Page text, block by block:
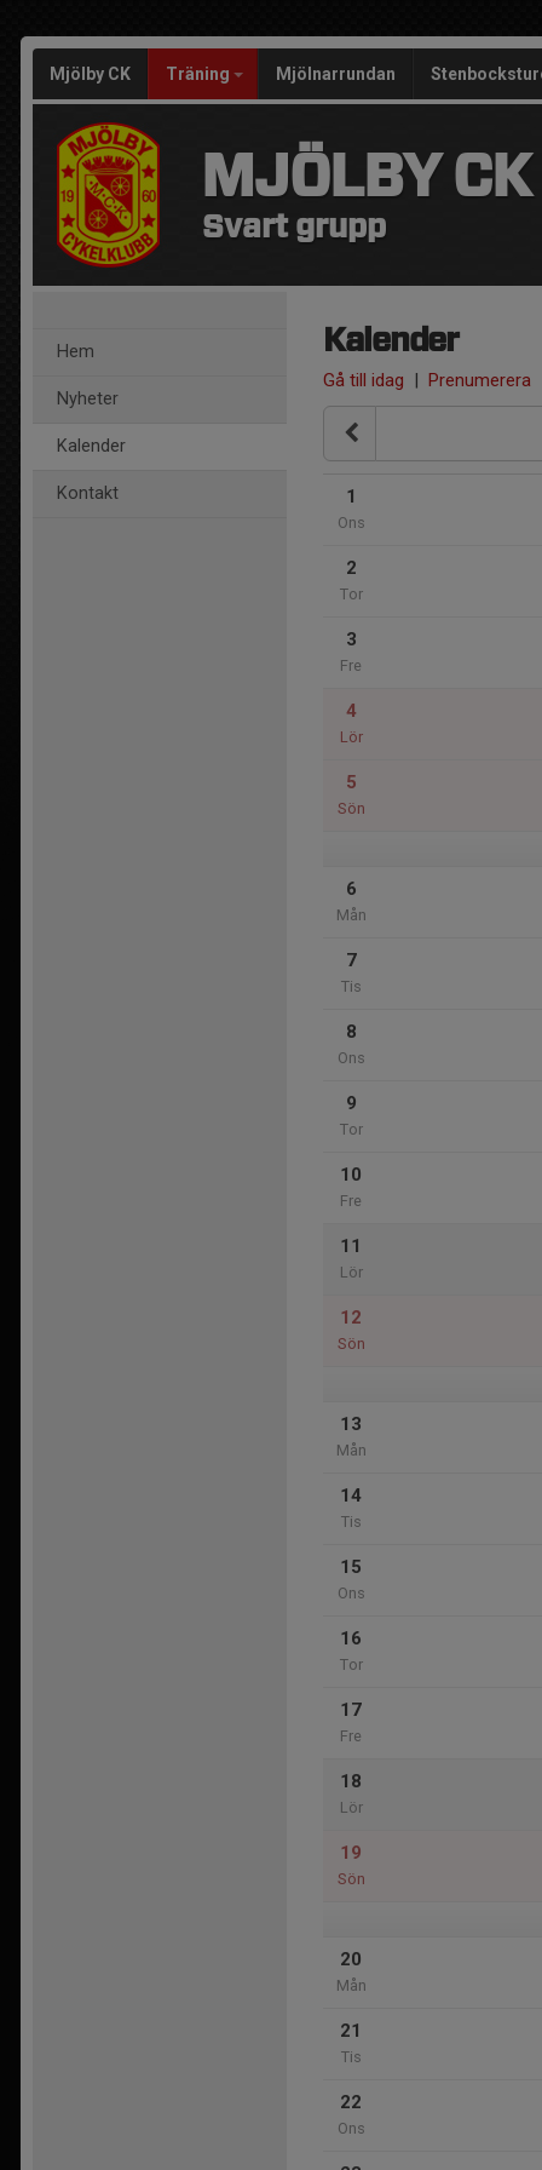
Mjölby CK Träning Mjölnarrundan
MJÖLBY CK
Svart grupp
Hem
Nyheter
Kalender
Kontakt
Kalender
Gå till idag | Prenumerera
1
Ons
2
Tor
3
Fre
4
Lör
5
Sön
6
Mån
7
Tis
8
Ons
9
Tor
10
Fre
11
Lör
12
Sön
13
Mån
14
Tis
15
Ons
16
Tor
17
Fre
18
Lör
19
Sön
20
Mån
21
Tis
22
Ons